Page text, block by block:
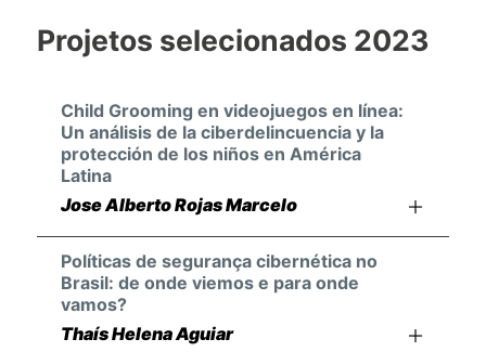
Projetos selecionados 2023
Child Grooming en videojuegos en línea:
Un análisis de la ciberdelincuencia y la
protección de los niños en América
Latina
Jose Alberto Rojas Marcelo
Políticas de segurança cibernética no
Brasil: de onde viemos e para onde
vamos?
Thaís Helena Aguiar